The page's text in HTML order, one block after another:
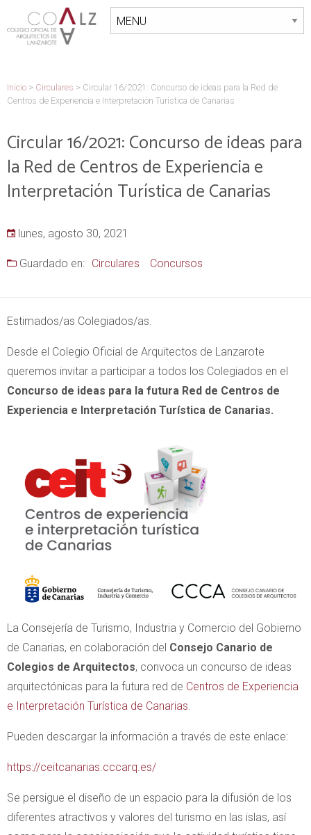
Inicio > Circulares > Circular 16/2021: Concurso de ideas para la Red de
Centros de Experiencia e Interpretación Turística de Canarias
Circular 16/2021: Concurso de ideas para
la Red de Centros de Experiencia e
Interpretación Turística de Canarias
lunes, agosto 30, 2021
Guardado en: Circulares Concursos
Estimados/as Colegiados/as.
Desde el Colegio Oficial de Arquitectos de Lanzarote
queremos invitar a participar a todos los Colegiados en el
Concurso de ideas para la futura Red de Centros de
Experiencia e Interpretación Turística de Canarias.
La Consejería de Turismo, Industria y Comercio del Gobierno
de Canarias, en colaboración del Consejo Canario de
Colegios de Arquitectos, convoca un concurso de ideas
arquitectónicas para la futura red de Centros de Experiencia
e Interpretación Turística de Canarias.
Pueden descargar la información a través de este enlace:
https://ceitcanarias.cccarq.es/
Se persigue el diseño de un espacio para la difusión de los
diferentes atractivos y valores del turismo en las islas, así